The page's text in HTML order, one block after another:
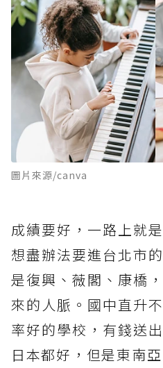
圖片來源/canva
成績要好，一路上就
想盡辦法要進台北市
是復興、薇閣、康橋
來的人脈。國中直升
率好的學校，有錢送
日本都好，但是東南